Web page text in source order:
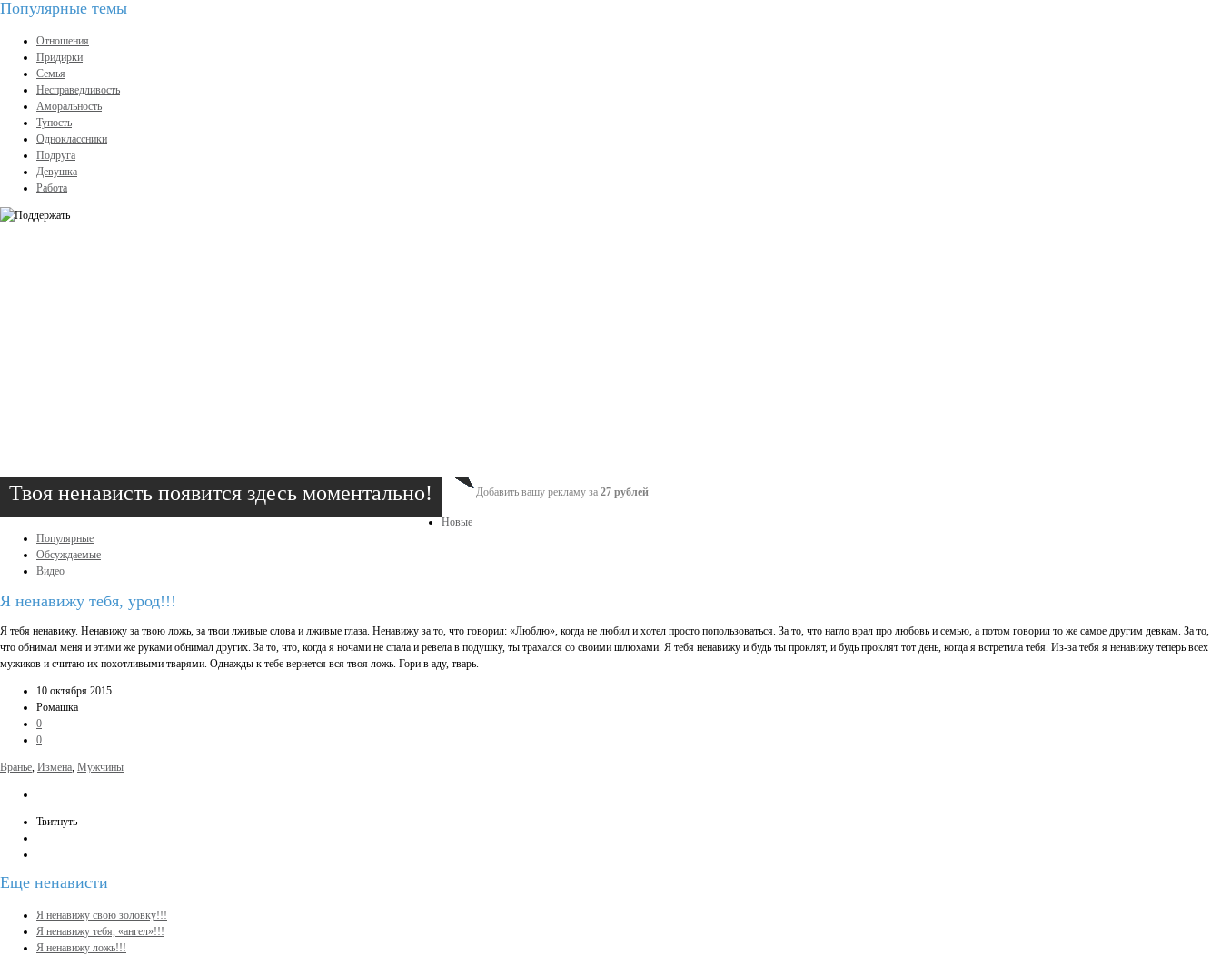
Популярные темы
Отношения
Придирки
Семья
Несправедливость
Аморальность
Тупость
Одноклассники
Подруга
Девушка
Работа
Твоя ненависть появится здесь моментально! Добавить вашу рекламу за 27 рублей
Новые
Популярные
Обсуждаемые
Видео
Я ненавижу тебя, урод!!!
Я тебя ненавижу. Ненавижу за твою ложь, за твои лживые слова и лживые глаза. Ненавижу за то, что говорил: «Люблю», когда не любил и хотел просто попользоваться. За то, что нагло врал про любовь и семью, а потом говорил то же самое другим девкам. За то,
что обнимал меня и этими же руками обнимал других. За то, что, когда я ночами не спала и ревела в подушку, ты трахался со своими шлюхами. Я тебя ненавижу и будь ты проклят, и будь проклят тот день, когда я встретила тебя. Из-за тебя я ненавижу теперь всех
мужиков и считаю их похотливыми тварями. Однажды к тебе вернется вся твоя ложь. Гори в аду, тварь.
10 октября 2015
Ромашка
0
0
Вранье, Измена, Мужчины
Твитнуть
Еще ненависти
Я ненавижу свою золовку!!!
Я ненавижу тебя, «ангел»!!!
Я ненавижу ложь!!!